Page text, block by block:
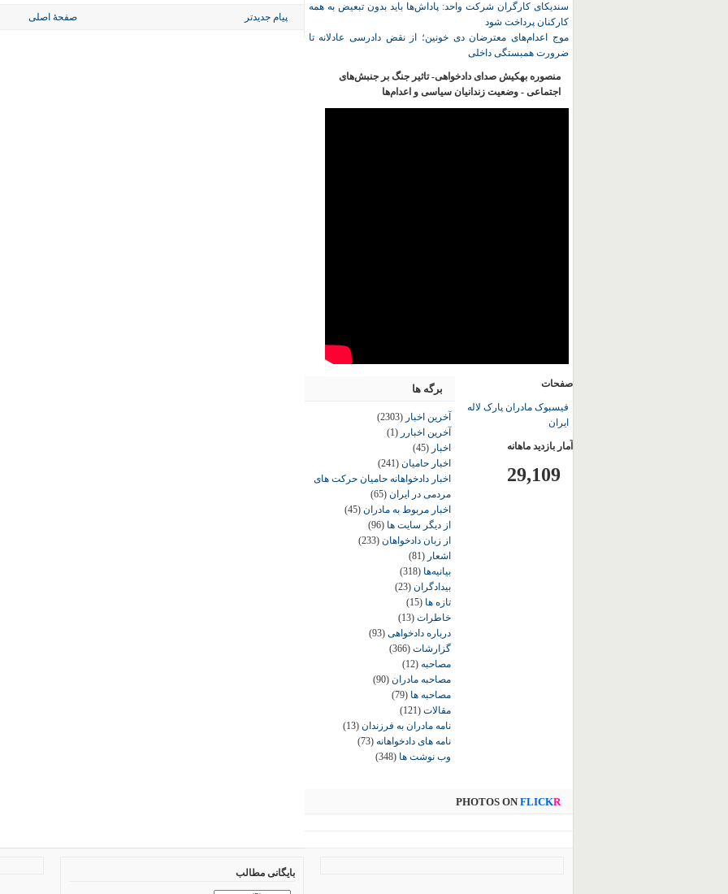
پیام جدیدتر صفحهٔ اصلی
سندیکای کارگران شرکت واحد: پاداش‌ها باید بدون تبعیض به همه
کارکنان پرداخت شود
موج اعدام‌های معترضان دی‌ خونین؛ از نقض دادرسی عادلانه تا
ضرورت همبستگی داخلی
منصوره بهکیش صدای دادخواهی- تاثیر جنگ بر جنبش‌های
اجتماعی - وضعیت زندانیان سیاسی و اعدام‌ها
برگه ها
آخرین اخبار (2303)
آخرین اخبارر (1)
اخبار (45)
اخبار حامیان (241)
اخبار دادخواهانه حامیان حرکت های
مردمی در ایران (65)
اخبار مربوط به مادران (45)
از دیگر سایت ها (96)
از زبان دادخواهان (233)
اشعار (81)
بیانیه‌ها (318)
بیدادگران (23)
تازه ها (15)
خاطرات (13)
درباره دادخواهی (93)
گزارشات (366)
مصاحبه (12)
مصاحبه مادران (90)
مصاحبه ها (79)
مقالات (121)
نامه مادران به فرزندان (13)
نامه های دادخواهانه (73)
وب نوشت ها (348)
صفحات
فیسبوک مادران پارک لاله
ایران
آمار بازدید ماهانه
29,109
PHOTOS ON FLICKR
بایگانی مطالب